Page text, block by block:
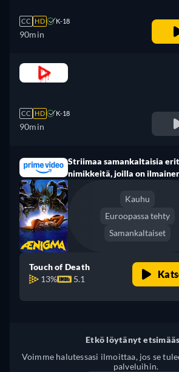
CC HD K-18
90min
CC HD K-18
90min
Striimaa samankaltaisia
nimikkeitä, joilla on
Kauhu
Euroopassa tehty
Samankaltaiset
Touch of Death
13%
5.1
Etkö löytänyt
Voimme halutessasi ilmoittaa, jos se
palveluihin.